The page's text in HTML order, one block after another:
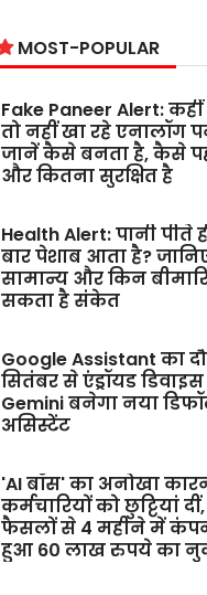
MOST-POPULAR
Fake Paneer Alert:
तो नहीं खा रहे एनालॉग
जानें कैसे बनता है, कैसे
और कितना सुरक्षित है
Health Alert: पानी पीते
बार पेशाब आता है?
सामान्य और किन
सकता है संकेत
Google Assistant का
सितंबर से एंड्रॉयड
Gemini बनेगा नया
असिस्टेंट
'AI बॉस' का अनोखा
कर्मचारियों को छुट्टियां
फैसलों से 4 महीने में
हुआ 60 लाख रुपये का